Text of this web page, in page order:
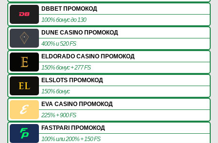
DBBET ПРОМОКОД
100% бонус до 130
DUNE CASINO ПРОМОКОД
400% и 520 FS
ELDORADO CASINO ПРОМОКОД
150% бонус + 277 FS
ELSLOTS ПРОМОКОД
150% бонус
EVA CASINO ПРОМОКОД
225% + 900 FS
FASTPARI ПРОМОКОД
100% или 200% + 150 FS